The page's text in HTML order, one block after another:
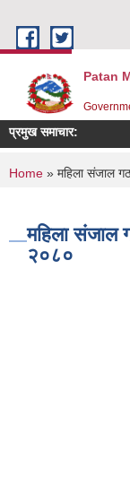
Patan
प्रमुख समाचार:
You are
Home » महिला संजाल
महिला संजाल
२०८०